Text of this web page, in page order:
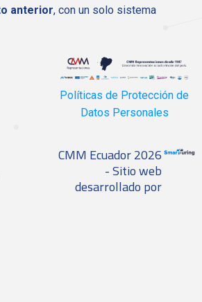
anterior, con un solo sistema
Políticas de Protección de
Datos Personales
CMM Ecuador 2026
- Sitio web
desarrollado por